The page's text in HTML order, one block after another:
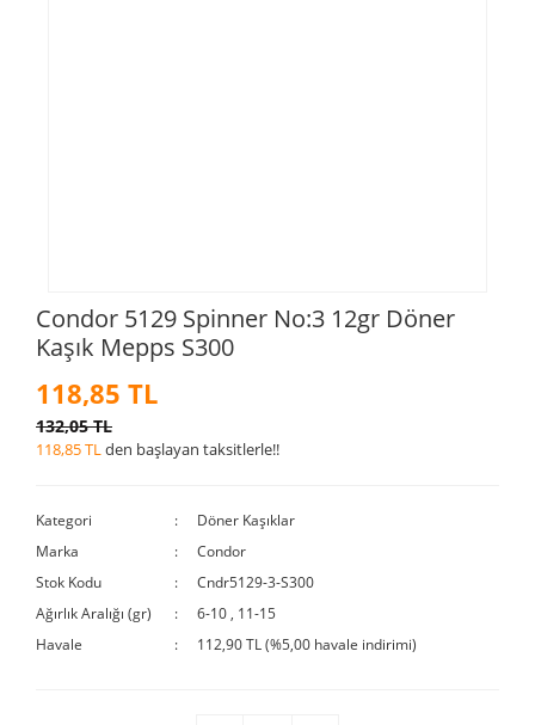
Condor 5129 Spinner No:3 12gr Döner
Kaşık Mepps S300
118,85 TL
132,05 TL
118,85 TLden başlayan taksitlerle!!
Kategori
Döner Kaşıklar
Marka
Condor
Stok Kodu
Cndr5129-3-S300
Ağırlık Aralığı (gr)
6-10 , 11-15
Havale
112,90 TL (%5,00 havale indirimi)